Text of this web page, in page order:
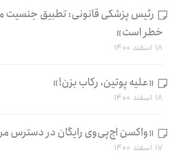
رئیس پزشکی قانونی: تطبیق جنسیت
خطر است»
۱۸ اسفند ۱۴۰۰
«علیه پوتین، رکاب بزن!»
۱۸ اسفند ۱۴۰۰
«واکسن اچ‌پی‌وی رایگان در دسترس
۱۷ اسفند ۱۴۰۰